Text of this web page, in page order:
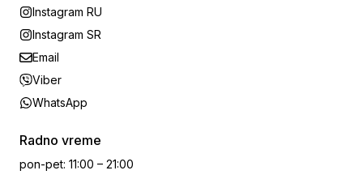
Instagram RU
Instagram SR
Email
Viber
WhatsApp
Radno vreme
pon-pet: 11:00 – 21:00